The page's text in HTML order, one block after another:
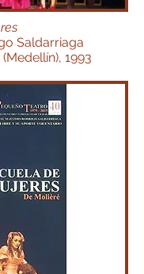
Saldarriaga
1993